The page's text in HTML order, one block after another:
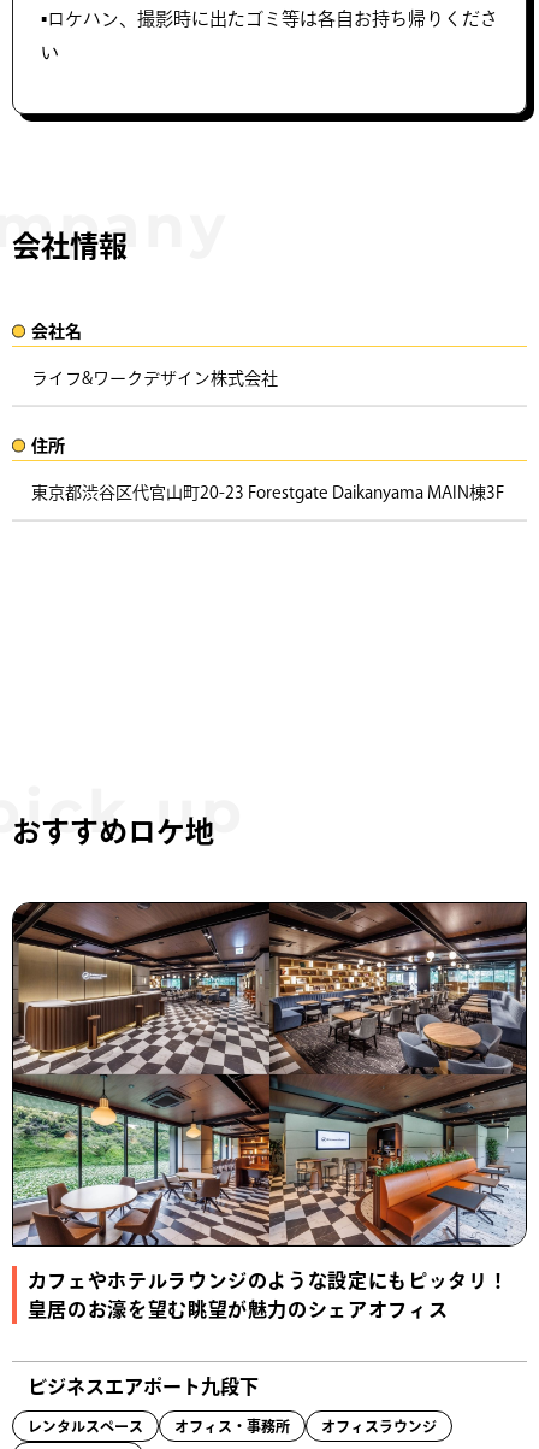
▪️ロケハン、撮影時に出たゴミ等は各自お持ち帰りくださ
い
会社情報
会社名​
ライフ&ワークデザイン株式会社
住所​​
東京都渋谷区代官山町20-23 Forestgate Daikanyama MAIN棟3F ​
おすすめロケ地
カフェやホテルラウンジのような設定にもピッタリ！
皇居のお濠を望む眺望が魅力のシェアオフィス
ビジネスエアポート九段下
レンタルスペース オフィス・事務所 オフィスラウンジ